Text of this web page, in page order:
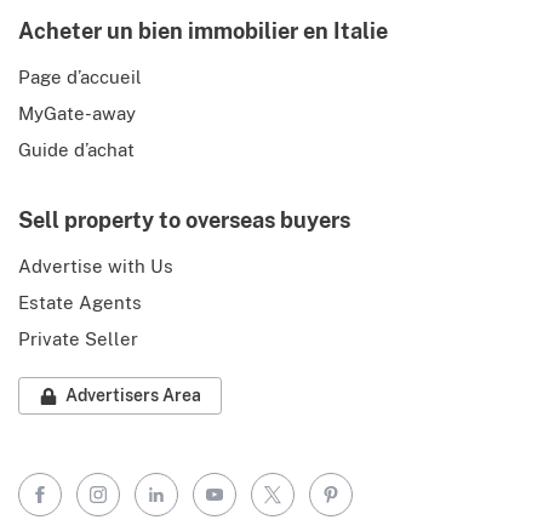
Acheter un bien immobilier en Italie
Page d’accueil
MyGate-away
Guide d’achat
Sell property to overseas buyers
Advertise with Us
Estate Agents
Private Seller
Advertisers Area
FacebookInstagramLinkedInYouTube
X Pinterest